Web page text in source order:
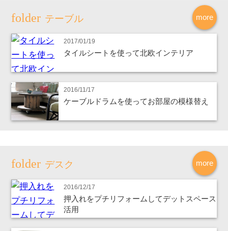
more
テーブル
2017/01/19
タイルシートを使って北欧インテリア
2016/11/17
ケーブルドラムを使ってお部屋の模様替え
more
デスク
2016/12/17
押入れをプチリフォームしてデットスペース
活用